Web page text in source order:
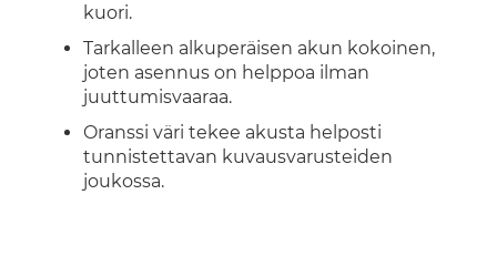
kuori.
Tarkalleen alkuperäisen akun kokoinen,
joten asennus on helppoa ilman
juuttumisvaaraa.
Oranssi väri tekee akusta helposti
tunnistettavan kuvausvarusteiden
joukossa.